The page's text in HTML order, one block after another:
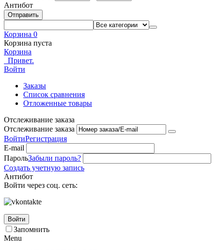
Антибот
Отправить
Корзина 0
Корзина пуста
Корзина
Привет.
Войти
Заказы
Список сравнения
Отложенные товары
Отслеживание заказа
Отслеживание заказа
ВойтиРегистрация
E-mail
ПарольЗабыли пароль?
Создать учетную запись
Антибот
Войти через соц. сеть:
Войти
Запомнить
Menu